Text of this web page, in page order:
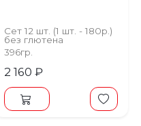
Сет 12 шт. (1 шт. - 180р.)
без глютена
396гр.
2 160 ₽